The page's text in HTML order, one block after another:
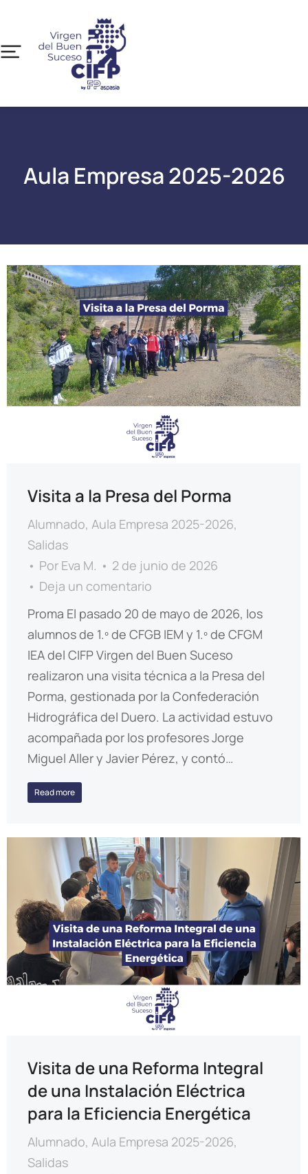
Aula Empresa 2025-2026
Visita a la Presa del Porma
Alumnado, Aula Empresa 2025-2026,
Salidas
Por Eva M.
2 de junio de 2026
Deja un comentario
Proma El pasado 20 de mayo de 2026, los
alumnos de 1.º de CFGB IEM y 1.º de CFGM
IEA del CIFP Virgen del Buen Suceso
realizaron una visita técnica a la Presa del
Porma, gestionada por la Confederación
Hidrográfica del Duero. La actividad estuvo
acompañada por los profesores Jorge
Miguel Aller y Javier Pérez, y contó…
Read more
Visita de una Reforma Integral
de una Instalación Eléctrica
para la Eficiencia Energética
Alumnado, Aula Empresa 2025-2026,
Salidas